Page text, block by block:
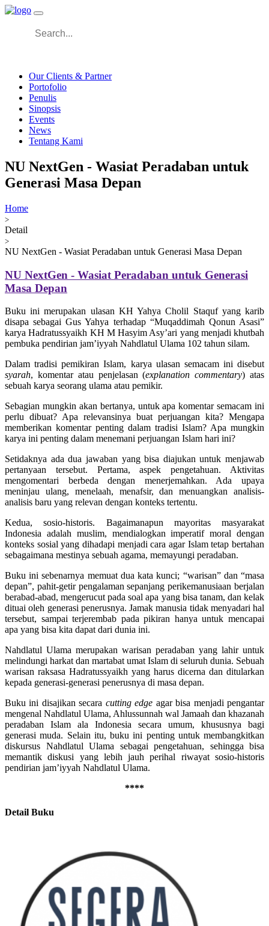
Our Clients & Partner
Portofolio
Penulis
Sinopsis
Events
News
Tentang Kami
NU NextGen - Wasiat Peradaban untuk
Generasi Masa Depan
Home
>
Detail
>
NU NextGen - Wasiat Peradaban untuk Generasi Masa Depan
NU NextGen - Wasiat Peradaban untuk Generasi
Masa Depan
Buku ini merupakan ulasan KH Yahya Cholil Staquf yang karib
disapa sebagai Gus Yahya terhadap “Muqaddimah Qonun Asasi”
karya Hadratussyaikh KH M Hasyim Asy’ari yang menjadi khutbah
pembuka pendirian jam’iyyah Nahdlatul Ulama 102 tahun silam.
Dalam tradisi pemikiran Islam, karya ulasan semacam ini disebut
syarah, komentar atau penjelasan (explanation commentary) atas
sebuah karya seorang ulama atau pemikir.
Sebagian mungkin akan bertanya, untuk apa komentar semacam ini
perlu dibuat? Apa relevansinya buat perjuangan kita? Mengapa
memberikan komentar penting dalam tradisi Islam? Apa mungkin
karya ini penting dalam menemani perjuangan Islam hari ini?
Setidaknya ada dua jawaban yang bisa diajukan untuk menjawab
pertanyaan tersebut. Pertama, aspek pengetahuan. Aktivitas
mengomentari berbeda dengan menerjemahkan. Ada upaya
meninjau ulang, menelaah, menafsir, dan menuangkan analisis-
analisis baru yang relevan dengan konteks tertentu.
Kedua, sosio-historis. Bagaimanapun mayoritas masyarakat
Indonesia adalah muslim, mendialogkan imperatif moral dengan
konteks sosial yang dihadapi menjadi cara agar Islam tetap bertahan
sebagaimana mestinya sebuah agama, memayungi peradaban.
Buku ini sebenarnya memuat dua kata kunci; “warisan” dan “masa
depan”, pahit-getir pengalaman sepanjang perikemanusiaan berjalan
berabad-abad, mengerucut pada soal apa yang bisa tanam, dan kelak
dituai oleh generasi penerusnya. Jamak manusia tidak menyadari hal
tersebut, sampai terjerembab pada pikiran hanya untuk mencapai
apa yang bisa kita dapat dari dunia ini.
Nahdlatul Ulama merupakan warisan peradaban yang lahir untuk
melindungi harkat dan martabat umat Islam di seluruh dunia. Sebuah
warisan raksasa Hadratussyaikh yang harus dicerna dan ditularkan
kepada generasi-generasi penerusnya di masa depan.
Buku ini disajikan secara cutting edge agar bisa menjadi pengantar
mengenal Nahdlatul Ulama, Ahlussunnah wal Jamaah dan khazanah
peradaban Islam ala Indonesia secara umum, khususnya bagi
generasi muda. Selain itu, buku ini penting untuk membangkitkan
diskursus Nahdlatul Ulama sebagai pengetahuan, sehingga bisa
memantik diskusi yang lebih jauh perihal riwayat sosio-historis
pendirian jam’iyyah Nahdlatul Ulama.
****
Detail Buku